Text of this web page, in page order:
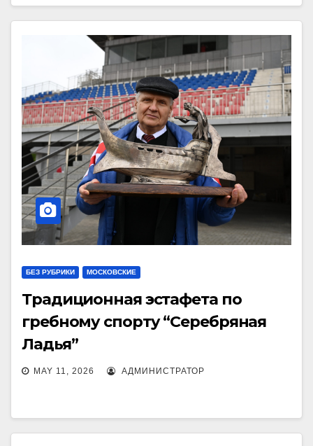
БЕЗ РУБРИКИ МОСКОВСКИЕ
Традиционная эстафета по
гребному спорту “Серебряная
Ладья”
MAY 11, 2026 АДМИНИСТРАТОР